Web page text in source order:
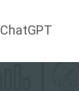
ChatGPT